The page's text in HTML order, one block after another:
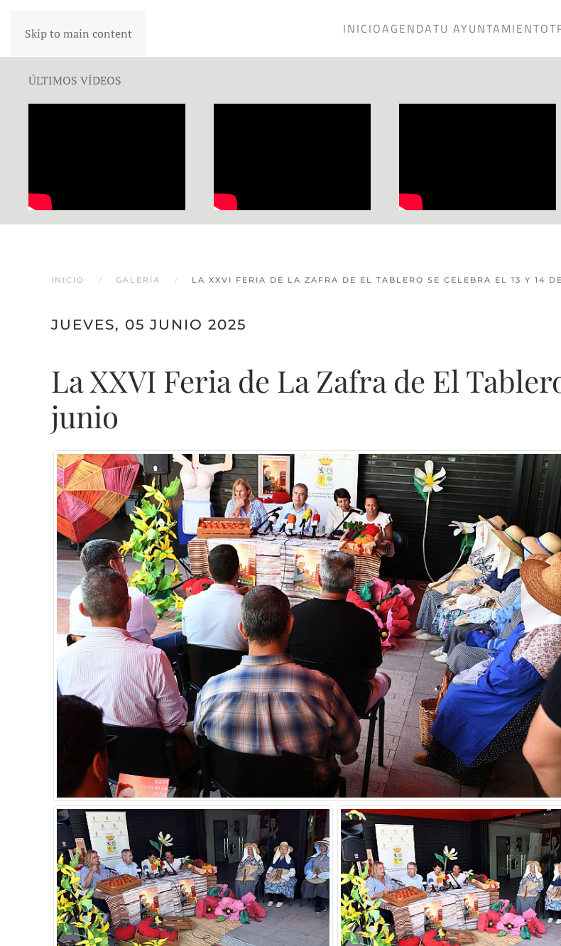
Skip to main content INICIOAGENDATU AYUNTAMIENTO
ÚLTIMOS VÍDEOS
INICIO GALERÍA LA XXVI FERIA DE LA ZAFRA DE EL TABLERO SE CELEBRA EL 13 Y 14
JUEVES, 05 JUNIO 2025
La XXVI Feria de La Zafra de El
junio